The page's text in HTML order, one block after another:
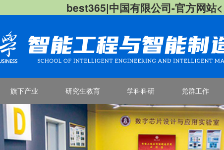
best365|中国有限公司-官方网站<
旗下产业 研究生教育 学科科研 党群工作